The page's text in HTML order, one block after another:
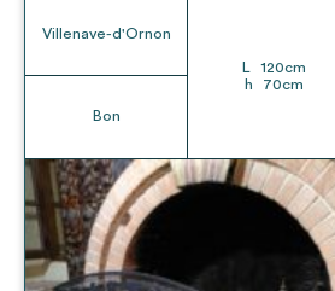
Villenave-d'Ornon
Bon
L 120cm
h
70cm